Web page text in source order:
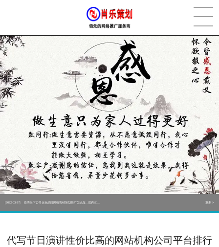
[2022-05-29] 实体门店如何做网络推广吸引客户，实体店网络营销技巧... 更多 >
[2022-05-04] 污水处理设备厂家产品如何做网络推广（污水处理项目网... 更多 >
[2022-03-27] 疫情当下公司企业品牌网络营销策划推广怎么做，国内知... 更多 >
[2022-05-29] 实体门店如何做网络推广吸引客户，实体店网络营销技巧... 更多 >
代写节日演讲性价比高的网站机构公司平台排行